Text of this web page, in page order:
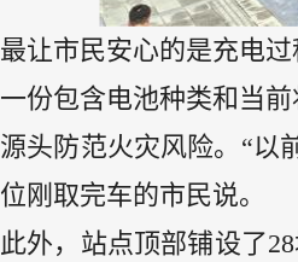
最让市民安心的是充电
一份包含电池种类和当
源头防范火灾风险。“以
位刚取完车的市民说。
此外，站点顶部铺设了